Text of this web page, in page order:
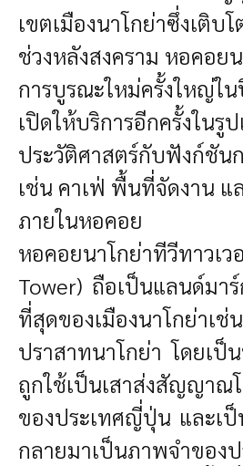
เขตเมืองนาโกย่าซึ่งเติบโ
ช่วงหลังสงคราม หอคอย
การบูรณะใหม่ครั้งใหญ่ใ
เปิดให้บริการอีกครั้งใน
ประวัติศาสตร์กับฟังก์ชัน
เช่น คาเฟ่ พื้นที่จัดงาน แ
ภายในหอคอย
หอคอยนาโกย่าทีวีทาวเว
Tower) ถือเป็นแลนด์มา
ที่สุดของเมืองนาโกย่าเช่
ปราสาทนาโกย่า โดยเป็
ถูกใช้เป็นเสาส่งสัญญาณ
ของประเทศญี่ปุ่น และเ
กลายมาเป็นภาพจำของ